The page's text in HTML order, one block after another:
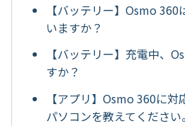
【バッテリー】Osmo
いますか？
【バッテリー】充電中、
すか？
【アプリ】Osmo 360に
パソコンを教えてください。